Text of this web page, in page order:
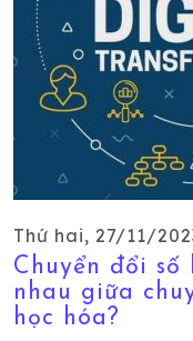
Thứ hai, 27/11/
Chuyển đổi
nhau giữa
học hóa?